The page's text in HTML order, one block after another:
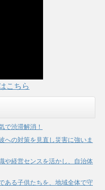
こちら
で渋滞解消！
への対策を見直し災害に強いま
や経営センスを活かし、自治体
ある子供たちを、地域全体で守